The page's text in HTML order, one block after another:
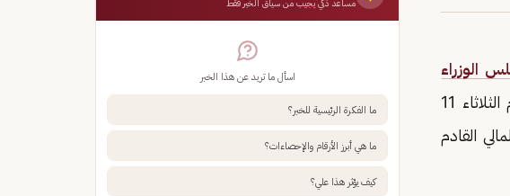
الوزراء
رئيس مجلس الشؤون الاقتصادية والتنمية -حفظه الله-، الجلسة التي عقدها مجلس الوزراء اليوم الثلاثاء 11
القادم
مساعد ذكي يجيب من سياق الخبر فقط
اسأل ما تريد عن هذا الخبر
ما الفكرة الرئيسية للخبر؟
ما هي أبرز الأرقام والإحصاءات؟
كيف يؤثر هذا علي؟